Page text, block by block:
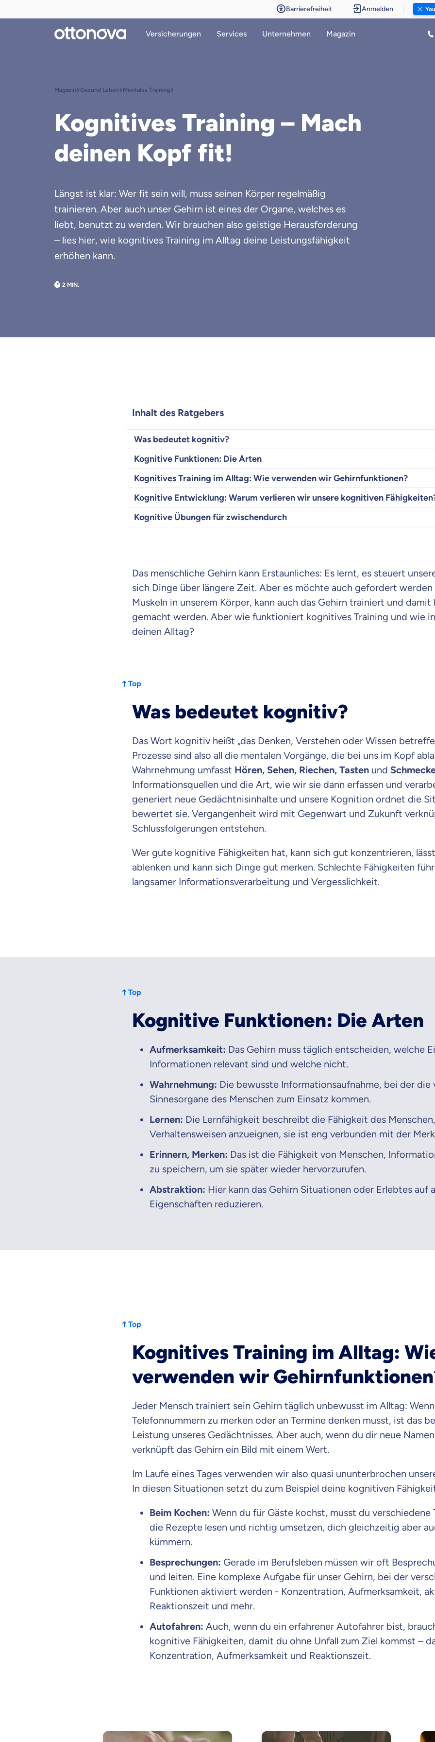
Barrierefreiheit Anmelden You
Versicherungen Services Unternehmen Magazin
Magazin Gesund Leben Mentales Training
Kognitives Training – Mach
deinen Kopf fit!
Längst ist klar: Wer fit sein will, muss seinen Körper regelmäßig
trainieren. Aber auch unser Gehirn ist eines der Organe, welches es
liebt, benutzt zu werden. Wir brauchen also geistige Herausforderung
– lies hier, wie kognitives Training im Alltag deine Leistungsfähigkeit
erhöhen kann.
Inhalt des Ratgebers
Was bedeutet kognitiv?
Kognitive Funktionen: Die Arten
Kognitives Training im Alltag: Wie verwenden wir Gehirnfunktionen?
Kognitive Entwicklung: Warum verlieren wir unsere kognitiven
Kognitive Übungen für zwischendurch
Das menschliche Gehirn kann Erstaunliches: Es lernt, es steuert
sich Dinge über längere Zeit. Aber es möchte auch gefordert
Muskeln in unserem Körper, kann auch das Gehirn trainiert und
gemacht werden. Aber wie funktioniert kognitives Training und wie
deinen Alltag?
Top
Was bedeutet kognitiv?
Das Wort kognitiv heißt „das Denken, Verstehen oder Wissen
Prozesse sind also all die mentalen Vorgänge, die bei uns im Kopf
Wahrnehmung umfasst Hören, Sehen, Riechen, Tasten und
Informationsquellen und die Art, wie wir sie dann erfassen und
generiert neue Gedächtnisinhalte und unsere Kognition ordnet die
bewertet sie. Vergangenheit wird mit Gegenwart und Zukunft
Schlussfolgerungen entstehen.
Wer gute kognitive Fähigkeiten hat, kann sich gut konzentrieren,
ablenken und kann sich Dinge gut merken. Schlechte Fähigkeiten
langsamer Informationsverarbeitung und Vergesslichkeit.
Top
Kognitive Funktionen: Die Arten
Aufmerksamkeit: Das Gehirn muss täglich entscheiden, welche
Informationen relevant sind und welche nicht.
Wahrnehmung: Die bewusste Informationsaufnahme, bei der die
Sinnesorgane des Menschen zum Einsatz kommen.
Lernen: Die Lernfähigkeit beschreibt die Fähigkeit des
Verhaltensweisen anzueignen, sie ist eng verbunden mit der
Erinnern, Merken: Das ist die Fähigkeit von Menschen,
zu speichern, um sie später wieder hervorzurufen.
Abstraktion: Hier kann das Gehirn Situationen oder Erlebtes auf
Eigenschaften reduzieren.
Top
Kognitives Training im Alltag:
verwenden wir
Jeder Mensch trainiert sein Gehirn täglich unbewusst im Alltag:
Telefonnummern zu merken oder an Termine denken musst, ist das
Leistung unseres Gedächtnisses. Aber auch, wenn du dir neue
verknüpft das Gehirn ein Bild mit einem Wert.
Im Laufe eines Tages verwenden wir also quasi ununterbrochen
In diesen Situationen setzt du zum Beispiel deine kognitiven
Beim Kochen: Wenn du für Gäste kochst, musst du verschiedene
die Rezepte lesen und richtig umsetzen, dich gleichzeitig aber
kümmern.
Besprechungen: Gerade im Berufsleben müssen wir oft
und leiten. Eine komplexe Aufgabe für unser Gehirn, bei der
Funktionen aktiviert werden - Konzentration, Aufmerksamkeit,
Reaktionszeit und mehr.
Autofahren: Auch, wenn du ein erfahrener Autofahrer bist,
kognitive Fähigkeiten, damit du ohne Unfall zum Ziel kommst –
Konzentration, Aufmerksamkeit und Reaktionszeit.
Weil es uns wichtig ist, dass du
dich gut beraten fühlst.
Versicherung
Beamten
Versicherung